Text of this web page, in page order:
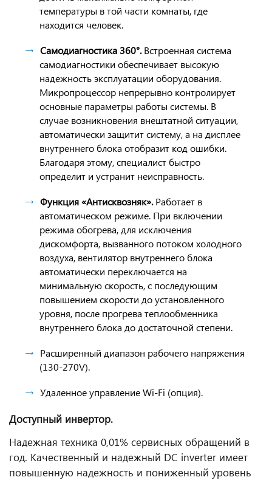
температуры в той части комнаты, где
находится человек.
Cамодиагностика 360°.Встроенная система
самодиагностики обеспечивает высокую
надежность эксплуатации оборудования.
Микропроцессор непрерывно контролирует
основные параметры работы системы. В
случае возникновения внештатной ситуации,
автоматически защитит систему, а на дисплее
внутреннего блока отобразит код ошибки.
Благодаря этому, специалист быстро
определит и устранит неисправность.
Функция «Антисквозняк».Работает в
автоматическом режиме. При включении
режима обогрева, для исключения
дискомфорта, вызванного потоком холодного
воздуха, вентилятор внутреннего блока
автоматически переключается на
минимальную скорость, с последующим
повышением скорости до установленного
уровня, после прогрева теплообменника
внутреннего блока до достаточной степени.
Расширенный диапазон рабочего напряжения
(130-270V).
Удаленное управление Wi-Fi (опция).
Доступный инвертор.
Надежная техника 0,01% сервисных обращений в
год. Качественный и надежный DC inverter имеет
повышенную надежность и пониженный уровень